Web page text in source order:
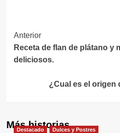
Navegación
de
Anterior
Receta de flan de plátano y
deliciosos.
¿Cual es el origen
Más historias
Destacado Dulces y Postres